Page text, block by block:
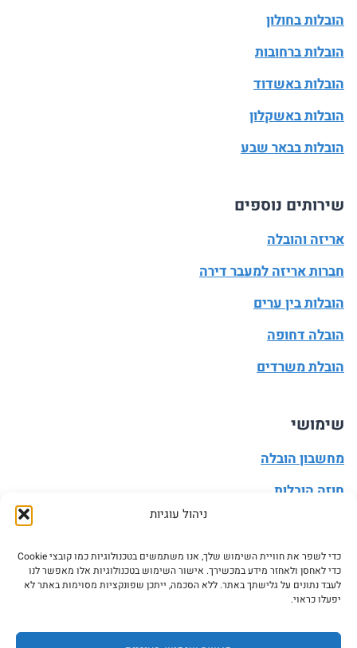
ניהול עוגיות
כדי לשפר את חוויית השימוש שלך, אנו משתמשים בטכנולוגיות כמו קובצי Cookie
כדי לאחסן ולאחזר מידע במכשירך. אישור השימוש בטכנולוגיות אלו מאפשר לנו
לעבד נתונים על גלישתך באתר. ללא הסכמה, ייתכן שפונקציות מסוימות באתר לא
יפעלו כראוי.
הובלות בחולון
הובלות ברחובות
הובלות באשדוד
הובלות באשקלון
הובלות בבאר שבע
שירותים נוספים
אריזה והובלה
חברות אריזה למעבר דירה
הובלות בין ערים
הובלה דחופה
הובלת משרדים
שימושי
מחשבון הובלה
חוזה הובלות
הובלה עצמית
עדכון כתובת